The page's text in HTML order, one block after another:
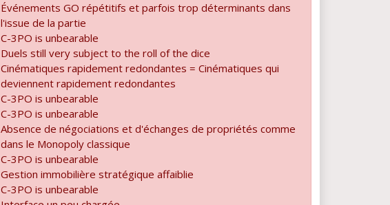
Événements GO répétitifs et parfois trop déterminants dans
l'issue de la partie
C-3PO is unbearable
Duels still very subject to the roll of the dice
Cinématiques rapidement redondantes = Cinématiques qui
deviennent rapidement redondantes
C-3PO is unbearable
C-3PO is unbearable
Absence de négociations et d'échanges de propriétés comme
dans le Monopoly classique
C-3PO is unbearable
Gestion immobilière stratégique affaiblie
C-3PO is unbearable